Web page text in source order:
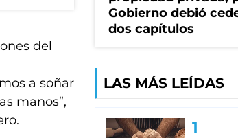
del
a soñar
manos”,
Gobierno debió
dos capítulos
LAS MÁS LEÍDAS